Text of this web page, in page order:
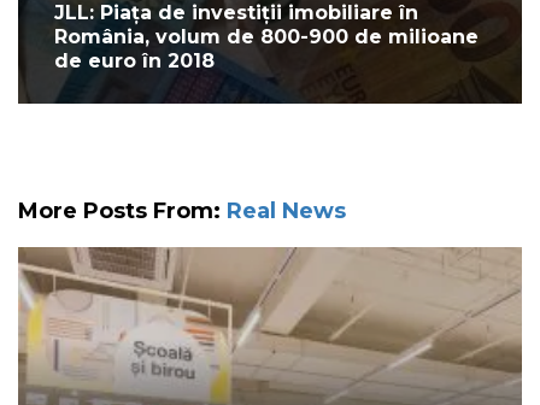
JLL: Piața de investiții imobiliare în
România, volum de 800-900 de milioane
de euro în 2018
More Posts From: Real News